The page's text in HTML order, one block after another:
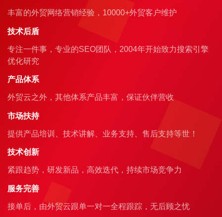
丰富的外贸网络营销经验，10000+外贸客户维护
技术后盾
专注一件事，专业的SEO团队，2004年开始致力搜索引擎
优化研究
产品体系
外贸云之外，其他体系产品丰富，保证伙伴营收
市场扶持
提供产品培训、技术讲解、业务支持、售后支持等世！
技术创新
紧跟趋势，研发新品，高效迭代，持续市场竞争力
服务完善
接单后，由外贸云跟单一对一全程跟踪，无后顾之忧